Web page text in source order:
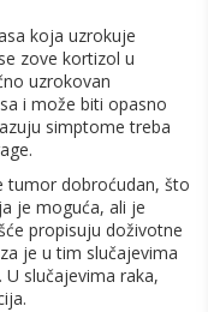
koja uzrokuje
zove kortizol u
uzrokovan
i može biti opasno
simptome treba
tumor dobroćudan, što
je moguća, ali je
propisuju doživotne
je u tim slučajevima
slučajevima raka,